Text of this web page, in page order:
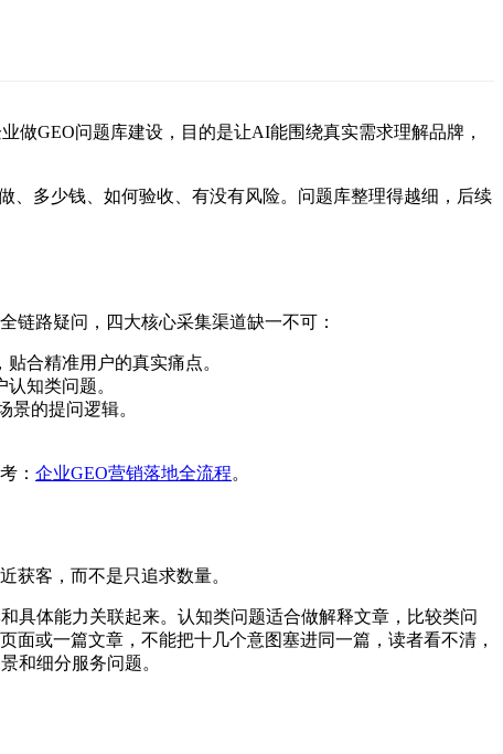
做GEO问题库建设，目的是让AI能围绕真实需求理解品牌，
、多少钱、如何验收、有没有风险。问题库整理得越细，后续
链路疑问，四大核心采集渠道缺一不可：
合精准用户的真实痛点。
知类问题。
的提问逻辑。
： 企业GEO营销落地全流程。
获客，而不是只追求数量。
具体能力关联起来。认知类问题适合做解释文章，比较类问
或一篇文章，不能把十几个意图塞进同一篇，读者看不清，
和细分服务问题。